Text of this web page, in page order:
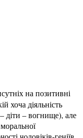
на позитивні
хоча діяльність
діти – вогнище), але